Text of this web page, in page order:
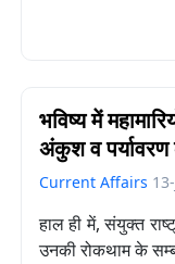
भविष्य में
अंकुश व पर्यावरण
Current Affairs
हाल ही में, संयुक्त
उनकी रोकथाम के